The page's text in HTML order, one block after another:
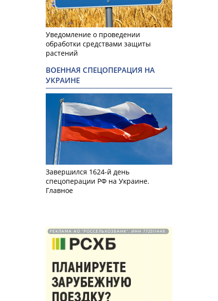
Уведомление о проведении
обработки средствами защиты
растений
ВОЕННАЯ СПЕЦОПЕРАЦИЯ НА
УКРАИНЕ
Завершился 1624-й день
спецоперации РФ на Украине.
Главное
РЕКЛАМА АО "РОССЕЛЬХОЗБАНК". ИНН 772511448.